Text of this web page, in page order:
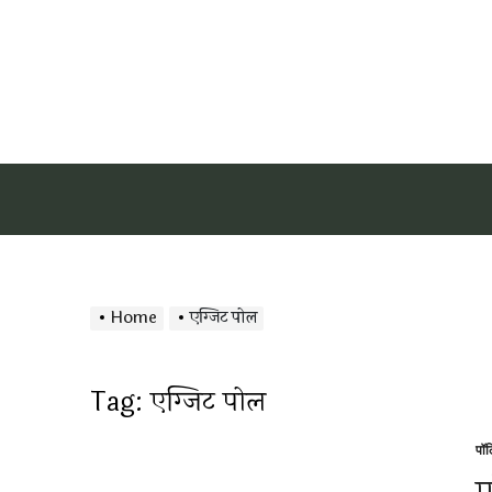
Home एग्जिट पोल
Tag:एग्जिट पोल